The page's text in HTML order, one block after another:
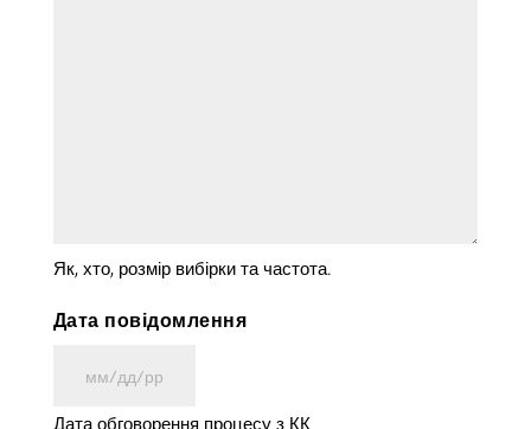
Як, хто, розмір вибірки та частота.
Дата повідомлення
ММ
косая
Дата обговорення процесу з КК